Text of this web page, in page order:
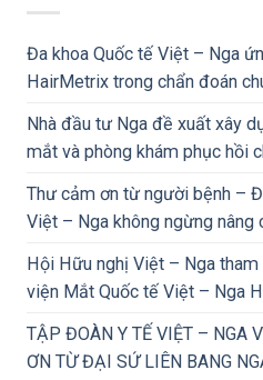
Đa khoa Quốc tế Việt – Nga
HairMetrix trong chẩn đoán
Nhà đầu tư Nga đề xuất xây
mắt và phòng khám phục hồi
Thư cảm ơn từ người bệnh –
Việt – Nga không ngừng nâng
Hội Hữu nghị Việt – Nga
viện Mắt Quốc tế Việt – Nga
TẬP ĐOÀN Y TẾ VIỆT – NGA
ƠN TỪ ĐẠI SỨ LIÊN BANG